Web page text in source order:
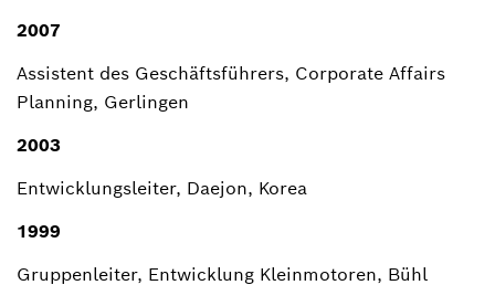
2007
Assistent des Geschäftsführers, Corporate Affairs
Planning, Gerlingen
2003
Entwicklungsleiter, Daejon, Korea
1999
Gruppenleiter, Entwicklung Kleinmotoren, Bühl